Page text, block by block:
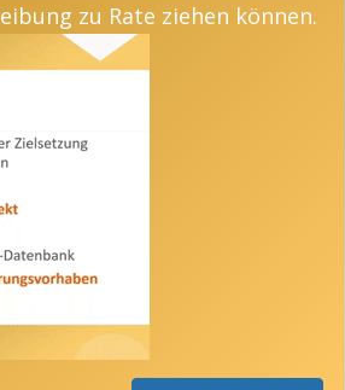
zu Rate ziehen können.